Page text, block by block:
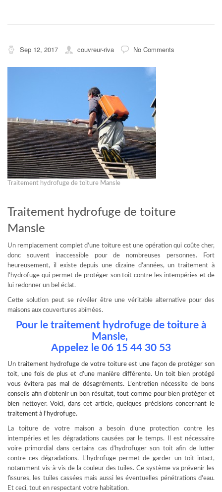
Sep 12, 2017 couvreur-riva No Comments
Traitement hydrofuge de toiture Mansle
Traitement hydrofuge de toiture
Mansle
Un remplacement complet d’une toiture est une opération qui coûte cher,
donc souvent inaccessible pour de nombreuses personnes. Fort
heureusement, il existe depuis une dizaine d’années, un traitement à
l’hydrofuge qui permet de protéger son toit contre les intempéries et de
lui redonner un bel éclat.
Cette solution peut se révéler être une véritable alternative pour des
maisons aux couvertures abîmées.
Pour le traitement hydrofuge de toiture à
Mansle,
Appelez le 06 15 44 30 53
Un traitement hydrofugede votre toiture est une façon de protéger son
toit, une fois de plus et d’une manière différente. Un toit bien protégé
vous évitera pas mal de désagréments. L’entretien nécessite de bons
conseils afin d’obtenir un bon résultat, tout comme pour bien protéger et
bien nettoyer. Voici, dans cet article, quelques précisions concernant le
traitement à l’hydrofuge.
La toiture de votre maison a besoin d’une protection contre les
intempéries et les dégradations causées par le temps. Il est nécessaire
voire primordial dans certains cas d’hydrofuger son toit afin de lutter
contre ces dégradations. L’hydrofuge permet de garder un toit intact,
notamment vis-à-vis de la couleur des tuiles. Ce système va prévenir les
fissures, les tuiles cassées mais aussi les éventuelles pénétrations d’eau.
Et ceci, tout en respectant votre habitation.